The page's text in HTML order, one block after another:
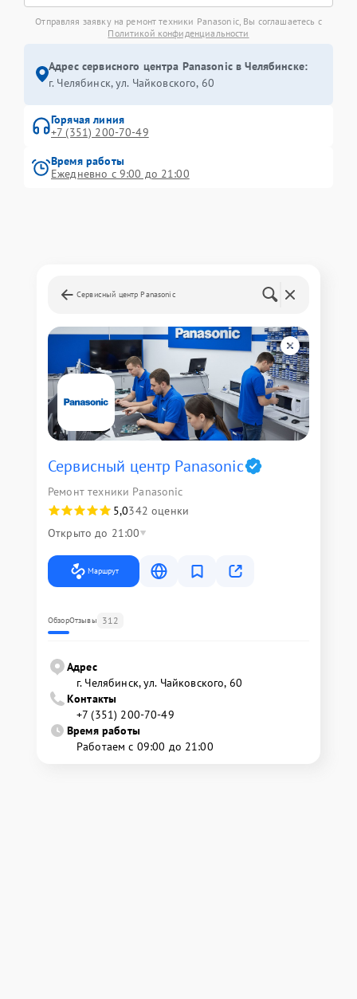
Отправляя заявку на ремонт техники Panasonic, Вы соглашаетесь с
Политикой конфиденциальности
Адрес сервисного центра Panasonic в Челябинске:
г. Челябинск, ул. Чайковского, 60
Горячая линия
+7 (351) 200-70-49
Время работы
Ежедневно с 9:00 до 21:00
Сервисный центр Panasonic
Сервисный центр Panasonic
Ремонт техники Panasonic
5,0342 оценки
Открыто до 21:00
Маршрут
ОбзорОтзывы 312
Адрес
г. Челябинск, ул. Чайковского, 60
Контакты
+7 (351) 200-70-49
Время работы
Работаем с 09:00 до 21:00